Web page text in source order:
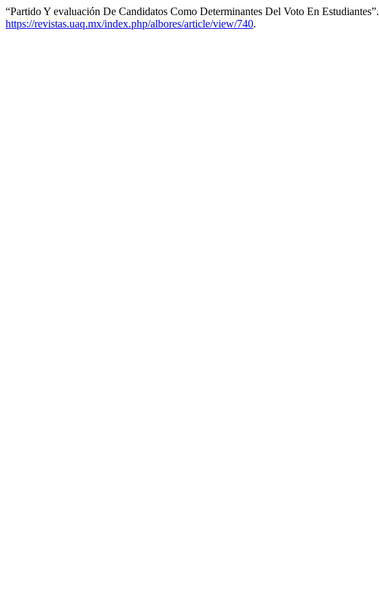
“Partido Y evaluación De Candidatos Como Determinantes Del Voto En Estudiantes”.
https://revistas.uaq.mx/index.php/albores/article/view/740.